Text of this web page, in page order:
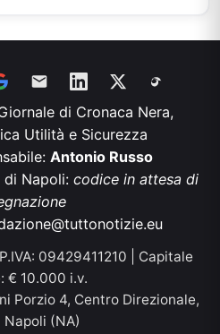
di Cronaca Nera,
Utilità e Sicurezza
Antonio Russo
di Napoli: codice in attesa di
| P.IVA: 09429411210 | Capitale
€ 10.000 i.v.
Porzio 4, Centro Direzionale,
Napoli (NA)